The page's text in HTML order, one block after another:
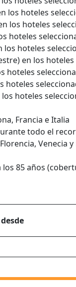
los hoteles
los hoteles
hoteles
hoteles
en los
hoteles
hoteles
hoteles
Francia e Italia
todo el
Venecia y
85 años
desde